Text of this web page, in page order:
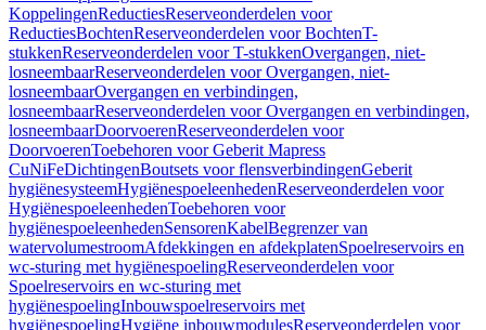
KoppelingenReductiesReserveonderdelen voor
ReductiesBochtenReserveonderdelen voor BochtenT-
stukkenReserveonderdelen voor T-stukkenOvergangen, niet-
losneembaarReserveonderdelen voor Overgangen, niet-
losneembaarOvergangen en verbindingen,
losneembaarReserveonderdelen voor Overgangen en verbindingen,
losneembaarDoorvoerenReserveonderdelen voor
DoorvoerenToebehoren voor Geberit Mapress
CuNiFeDichtingenBoutsets voor flensverbindingenGeberit
hygiënesysteemHygiënespoeleenhedenReserveonderdelen voor
HygiënespoeleenhedenToebehoren voor
hygiënespoeleenhedenSensorenKabelBegrenzer van
watervolumestroomAfdekkingen en afdekplatenSpoelreservoirs en
wc-sturing met hygiënespoelingReserveonderdelen voor
Spoelreservoirs en wc-sturing met
hygiënespoelingInbouwspoelreservoirs met
hygiënespoelingHygiëne inbouwmodulesReserveonderdelen voor